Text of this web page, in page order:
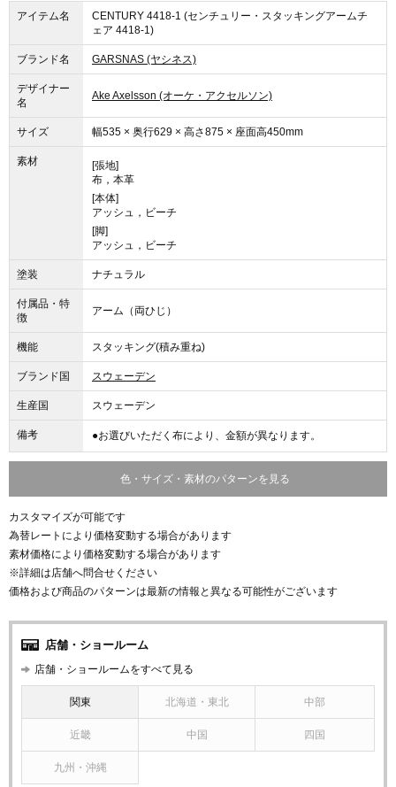
アイテム名
CENTURY 4418-1 (センチュリー・スタッキングアームチ
ェア 4418-1)
ブランド名 GARSNAS (ヤシネス)
デザイナー
名
Ake Axelsson (オーケ・アクセルソン)
サイズ 幅535 × 奥行629 × 高さ875 × 座面高450mm
素材
[張地]
布，本革
[本体]
アッシュ，ビーチ
[脚]
アッシュ，ビーチ
塗装 ナチュラル
付属品・特
徴
アーム（両ひじ）
機能 スタッキング(積み重ね)
ブランド国 スウェーデン
生産国 スウェーデン
備考 ●お選びいただく布により、金額が異なります。
色・サイズ・素材のパターンを見る
カスタマイズが可能です
為替レートにより価格変動する場合があります
素材価格により価格変動する場合があります
※詳細は店舗へ問合せください
価格および商品のパターンは最新の情報と異なる可能性がございます
店舗・ショールーム
店舗・ショールームをすべて見る
関東 北海道・東北 中部
近畿 中国 四国
九州・沖縄